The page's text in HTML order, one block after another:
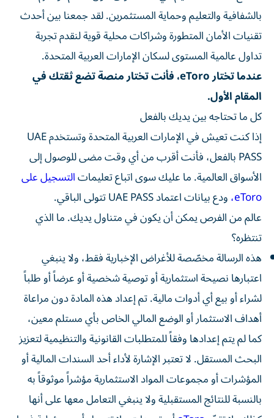
بالشفافية والتعليم وحماية المستثمرين. لقد جمعنا بين أحدث
تقنيات الأمان المتطورة وشراكات محلية قوية لنقدم تجربة
تداول عالمية المستوى لسكان الإمارات العربية المتحدة.
عندما تختار eToro، فأنت تختار منصة تضع ثقتك في
المقام الأول.
كل ما تحتاجه بين يديك بالفعل
إذا كنت تعيش في الإمارات العربية المتحدة وتستخدم UAE
PASS بالفعل، فأنت أقرب من أي وقت مضى للوصول إلى
الأسواق العالمية. ما عليك سوى اتباع تعليماتالتسجيل على
eToro، ودع بيانات اعتماد UAE PASS تتولى الباقي.
عالم من الفرص يمكن أن يكون في متناول يديك. ما الذي
تنتظره؟
هذه الرسالة مخصّصة للأغراض الإخبارية فقط، ولا ينبغي
اعتبارها نصيحة استثمارية أو توصية شخصية أو عرضاً أو طلباً
لشراء أو بيع أي أدوات مالية. تم إعداد هذه المادة دون مراعاة
أهداف الاستثمار أو الوضع المالي الخاص بأي مستلم معين،
كما لم يتم إعدادها وفقاً للمتطلبات القانونية والتنظيمية لتعزيز
البحث المستقل. لا تعتبر الإشارة لأداء أحد السندات المالية أو
المؤشرات أو مجموعات المواد الاستثمارية مؤشراً موثوقاً به
بالنسبة للنتائج المستقبلية ولا ينبغي التعامل معها على أنها